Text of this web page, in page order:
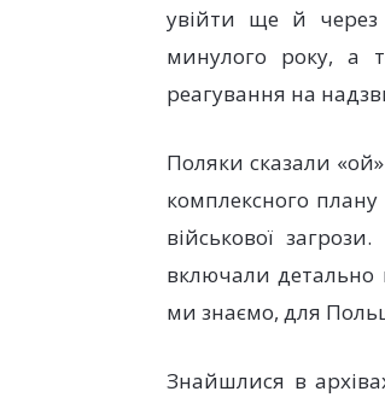
увійти ще й через
минулого року, а
реагування на
Поляки сказали
комплексного
військової
включали детально
ми знаємо, для
Знайшлися в